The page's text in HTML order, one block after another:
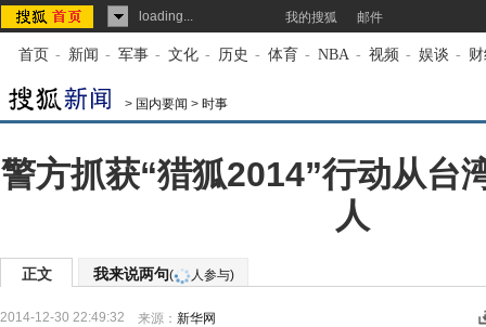
loading... 我的搜狐 邮件
首页 - 新闻 - 军事 - 文化 - 历史 - 体育 - NBA - 视频 - 娱谈 -
> 国内要闻 > 时事
警方抓获“猎狐2014”行动从台
人
正文 我来说两句( 人参与)
2014-12-30 22:49:32 来源： 新华网